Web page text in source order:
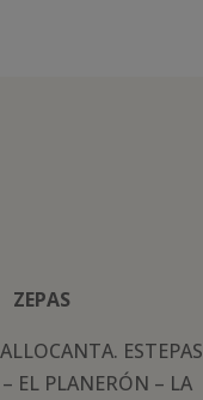
ZEPAS
ESTEPAS
EL PLANERÓN – LA